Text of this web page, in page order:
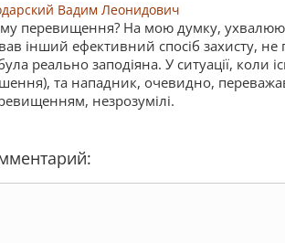
Вадим Леонидович
перевищення? На мою думку,
інший ефективний спосіб захисту,
реально заподіяна. У ситуації, коли
та нападник, очевидно,
незрозумілі.